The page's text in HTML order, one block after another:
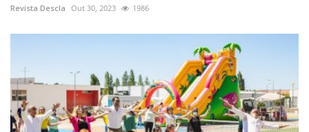
Revista Descla Out 30, 2023 1986